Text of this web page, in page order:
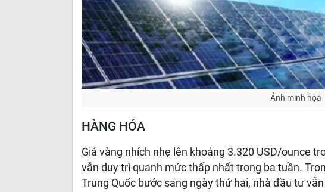
Ảnh minh họa
HÀNG HÓA
Giá vàng nhích nhẹ lên khoảng 3.320 USD/ounce
vẫn duy trì quanh mức thấp nhất trong ba tuần.
Trung Quốc bước sang ngày thứ hai, nhà đầu tư